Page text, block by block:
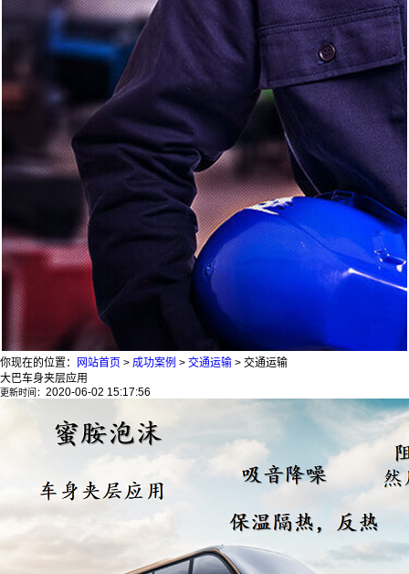
你现在的位置： 网站首页 > 成功案例 > 交通运输 > 交通运输
大巴车身夹层应用
更新时间： 2020-06-02 15:17:56